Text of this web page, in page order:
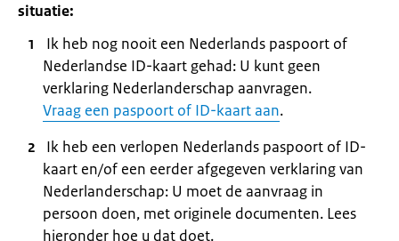
situatie:
Ik heb nog nooit een Nederlands paspoort of
Nederlandse ID-kaart gehad: U kunt geen
verklaring Nederlanderschap aanvragen.
Vraag een paspoort of ID-kaart aan.
Ik heb een verlopen Nederlands paspoort of ID-
kaart en/of een eerder afgegeven verklaring van
Nederlanderschap: U moet de aanvraag in
persoon doen, met originele documenten. Lees
hieronder hoe u dat doet.